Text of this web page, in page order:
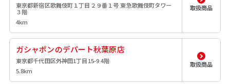
東京都新宿区歌舞伎町１丁目２９番１号 東急歌舞伎町タワー
３階
4km
取扱商品
ガシャポンのデパート秋葉原店
東京都千代田区外神田1丁目15-9 4階
5.8km
取扱商品